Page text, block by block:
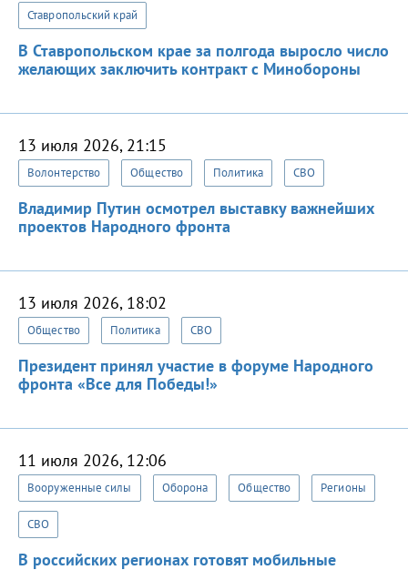
Ставропольский край
В Ставропольском крае за полгода выросло число
желающих заключить контракт с Минобороны
13 июля 2026, 21:15
Волонтерство Общество Политика СВО
Владимир Путин осмотрел выставку важнейших
проектов Народного фронта
13 июля 2026, 18:02
Общество Политика СВО
Президент принял участие в форуме Народного
фронта «Все для Победы!»
11 июля 2026, 12:06
Вооруженные силы Оборона Общество Регионы
СВО
В российских регионах готовят мобильные